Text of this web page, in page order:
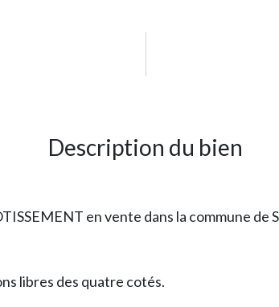
Description du bien
en vente dans la commune de
libres des quatre cotés.